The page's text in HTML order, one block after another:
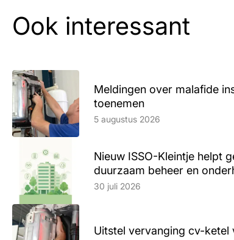
Ook interessant
Meldingen over malafide
toenemen
Lees artikel
5 augustus 2026
Nieuw ISSO-Kleintje helpt
duurzaam beheer en
Lees artikel
30 juli 2026
Uitstel vervanging cv-
Lees artikel